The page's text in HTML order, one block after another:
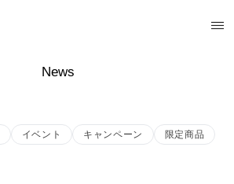
News
イベント キャンペーン
限定商品